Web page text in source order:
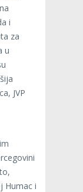
i
za
u
JVP
Humac i